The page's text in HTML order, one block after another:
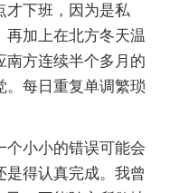
才下班，因为是私
再加上在北方冬天温
南方连续半个多月的
。每日重复单调繁琐
小小的错误可能会
是得认真完成。我曾